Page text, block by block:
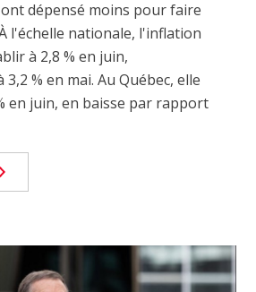
dépensé moins pour faire
l'échelle nationale, l'inflation
à 2,8 % en juin,
% en mai. Au Québec, elle
en juin, en baisse par rapport